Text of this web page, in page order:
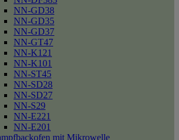
NN-GD38
NN-GD35
NN-GD37
NN-GT47
NN-K121
NN-K101
NN-ST45
NN-SD28
NN-SD27
NN-S29
NN-E221
NN-E201
mit Mikrowelle